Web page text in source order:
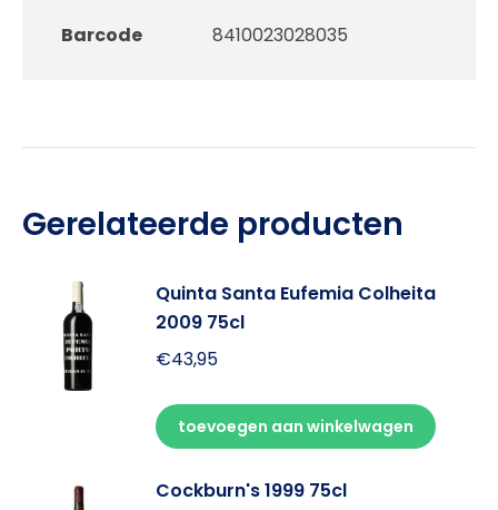
Barcode 8410023028035
Gerelateerde producten
Quinta Santa Eufemia Colheita
2009 75cl
€43,95
toevoegen aan winkelwagen
Cockburn's 1999 75cl